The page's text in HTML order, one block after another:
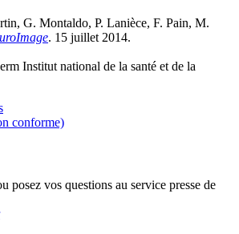
G. Montaldo, P. Lanièce, F. Pain, M.
. 15 juillet 2014.
Institut national de la santé et de la
conforme)
posez vos questions au service presse de